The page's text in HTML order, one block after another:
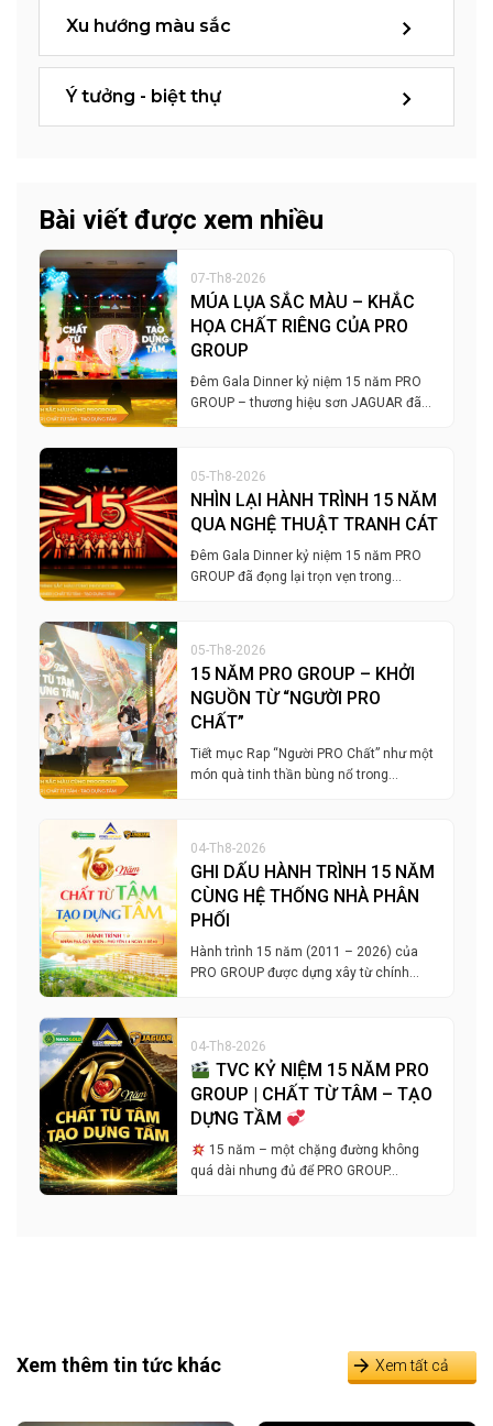
Xu hướng màu sắc
Ý tưởng - biệt thự
Bài viết được xem nhiều
07-Th8-2026
MÚA LỤA SẮC MÀU – KHẮC
HỌA CHẤT RIÊNG CỦA PRO
GROUP
Đêm Gala Dinner kỷ niệm 15 năm PRO
GROUP – thương hiệu sơn JAGUAR đã…
05-Th8-2026
NHÌN LẠI HÀNH TRÌNH 15 NĂM
QUA NGHỆ THUẬT TRANH CÁT
Đêm Gala Dinner kỷ niệm 15 năm PRO
GROUP đã đọng lại trọn vẹn trong…
05-Th8-2026
15 NĂM PRO GROUP – KHỞI
NGUỒN TỪ “NGƯỜI PRO
CHẤT”
Tiết mục Rap “Người PRO Chất” như một
món quà tinh thần bùng nổ trong…
04-Th8-2026
GHI DẤU HÀNH TRÌNH 15 NĂM
CÙNG HỆ THỐNG NHÀ PHÂN
PHỐI
Hành trình 15 năm (2011 – 2026) của
PRO GROUP được dựng xây từ chính…
04-Th8-2026
TVC KỶ NIỆM 15 NĂM PRO
GROUP | CHẤT TỪ TÂM – TẠO
DỰNG TẦM
15 năm – một chặng đường không
quá dài nhưng đủ để PRO GROUP…
Xem thêm tin tức khác Xem tất cả